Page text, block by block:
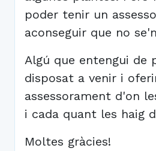
poder tenir un
aconseguir que no
Algú que entengui de
disposat a venir i
assessorament d'on
i cada quant les haig
Moltes gràcies!